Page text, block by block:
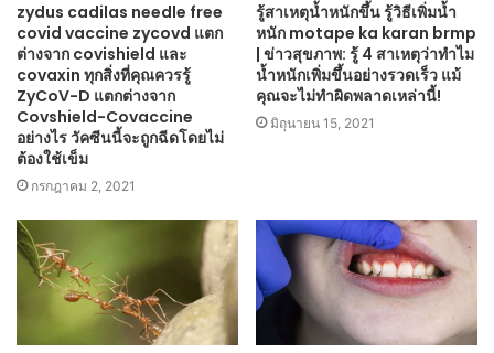
zydus cadilas needle free
covid vaccine zycovd แตก
ต่างจาก covishield และ
covaxin ทุกสิ่งที่คุณควรรู้
ZyCoV-D แตกต่างจาก
Covshield-Covaccine
อย่างไร วัคซีนนี้จะถูกฉีดโดยไม่
ต้องใช้เข็ม
กรกฎาคม 2, 2021
รู้สาเหตุน้ำหนักขึ้น รู้วิธีเพิ่มน้ำ
หนัก motape ka karan brmp
| ข่าวสุขภาพ: รู้ 4 สาเหตุว่าทำไม
น้ำหนักเพิ่มขึ้นอย่างรวดเร็ว แม้
คุณจะไม่ทำผิดพลาดเหล่านี้!
มิถุนายน 15, 2021